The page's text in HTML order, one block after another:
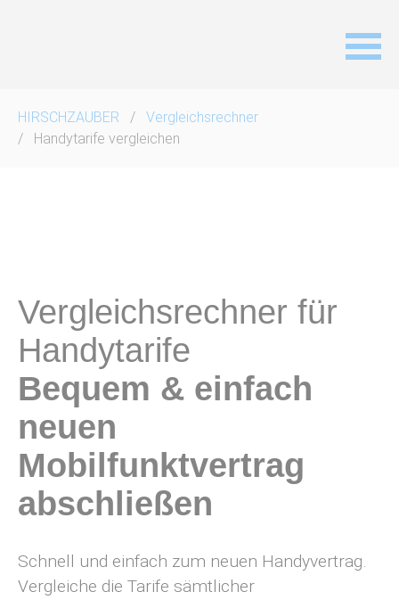
überspringen
HIRSCHZAUBER
Vergleichsrechner
Handytarife vergleichen
Vergleichsrechner für
Handytarife
Bequem & einfach
neuen
Mobilfunktvertrag
abschließen
Schnell und einfach zum neuen Handyvertrag.
Vergleiche die Tarife sämtlicher